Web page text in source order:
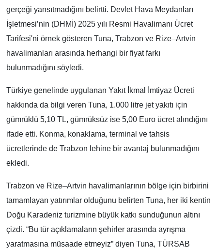
gerçeği yansıtmadığını belirtti. Devlet Hava Meydanları
İşletmesi’nin (DHMİ) 2025 yılı Resmi Havalimanı Ücret
Tarifesi'ni örnek gösteren Tuna, Trabzon ve Rize–Artvin
havalimanları arasında herhangi bir fiyat farkı
bulunmadığını söyledi.
Türkiye genelinde uygulanan Yakıt İkmal İmtiyaz Ücreti
hakkında da bilgi veren Tuna, 1.000 litre jet yakıtı için
gümrüklü 5,10 TL, gümrüksüz ise 5,00 Euro ücret alındığını
ifade etti. Konma, konaklama, terminal ve tahsis
ücretlerinde de Trabzon lehine bir avantaj bulunmadığını
ekledi.
Trabzon ve Rize–Artvin havalimanlarının bölge için birbirini
tamamlayan yatırımlar olduğunu belirten Tuna, her iki kentin
Doğu Karadeniz turizmine büyük katkı sunduğunun altını
çizdi. “Bu tür açıklamaların şehirler arasında ayrışma
yaratmasına müsaade etmeyiz” diyen Tuna, TÜRSAB